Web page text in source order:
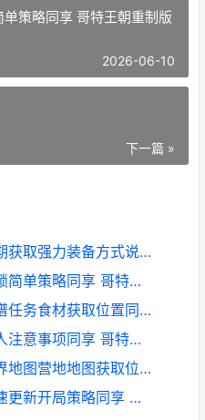
单策略同享 哥特王朝重制版
2026-06-10
下一篇 »
《哥特王朝：重制版》前期获取强力装备方式说明 哥特王朝重制版3dm论坛
《哥特王朝：重制版》开锁简单策略同享 哥特王朝重制版修改器
《哥特王朝：重制版》食谱任务食材获取位置同享 哥特王朝重制版穆德
《哥特王朝：重制版》新人注意事项同享 哥特王朝重置版
《哥特王朝：重制版》世界地图营地地图获取位置同享 哥特王朝重制版穆德
《哥特王朝：重制版》快速更新开局策略同享 哥特王朝重置版